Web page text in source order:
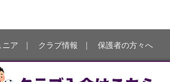
ニア クラブ情報 保護者の方々へ